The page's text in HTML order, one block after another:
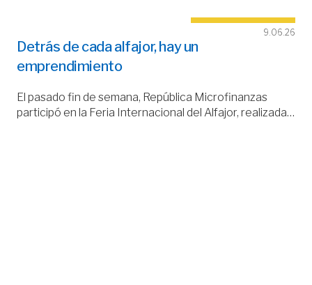
9.06.26
Detrás de cada alfajor, hay un
emprendimiento
El pasado fin de semana, República Microfinanzas
participó en la Feria Internacional del Alfajor, realizada…